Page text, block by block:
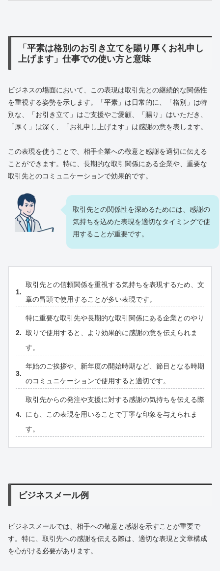
「平素は格別のお引き立てを賜り厚くお礼申し
上げます」仕事での使い方と意味
ビジネスの場面において、この表現は取引先との継続的な関係性
を重視する姿勢を示します。「平素」は日常的に、「格別」は特
別な、「お引き立て」はご支援やご愛顧、「賜り」はいただき、
「厚く」は深く、「お礼申し上げます」は感謝の意を表します。
この表現を使うことで、相手企業への敬意と感謝を適切に伝える
ことができます。特に、長期的な取引関係にある企業や、重要な
取引先とのコミュニケーションで効果的です。
取引先との関係性を深めるためには、感謝の
気持ちを込めた表現を適切なタイミングで使
用することが重要です。
取引先との信頼関係を重視する気持ちを表現するため、文
章の冒頭で使用することが多い表現です。
特に重要な取引先や長期的な取引関係にある企業とのやり
取りで使用すると、より効果的に感謝の意を伝えられま
す。
年始のご挨拶や、新年度の開始時期など、節目となる時期
のコミュニケーションで使用すると適切です。
取引先からの発注や支援に対する感謝の気持ちを伝える際
にも、この表現を用いることで丁寧な印象を与えられま
す。
ビジネスメール例
ビジネスメールでは、相手への敬意と感謝を示すことが重要で
す。特に、取引先への感謝を伝える際は、適切な表現と文章構成
を心がける必要があります。